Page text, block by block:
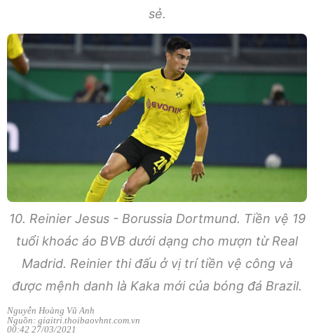
sẻ.
10. Reinier Jesus - Borussia Dortmund. Tiền vệ 19
tuổi khoác áo BVB dưới dạng cho mượn từ Real
Madrid. Reinier thi đấu ở vị trí tiền vệ công và
được mệnh danh là Kaka mới của bóng đá Brazil.
Nguyễn Hoàng Vũ Anh
Nguồn: giaitri.thoibaovhnt.com.vn
00:42 27/03/2021